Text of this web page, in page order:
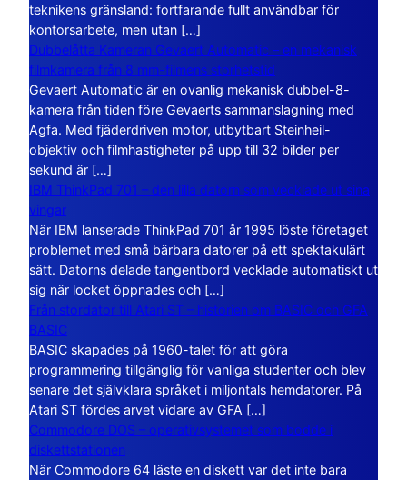
teknikens gränsland: fortfarande fullt användbar för
kontorsarbete, men utan […]
Dubbelåtta Kameran Gevaert Automatic – en mekanisk
filmkamera från 8 mm-filmens storhetstid
Gevaert Automatic är en ovanlig mekanisk dubbel-8-
kamera från tiden före Gevaerts sammanslagning med
Agfa. Med fjäderdriven motor, utbytbart Steinheil-
objektiv och filmhastigheter på upp till 32 bilder per
sekund är […]
IBM ThinkPad 701 – den lilla datorn som vecklade ut sina
vingar
När IBM lanserade ThinkPad 701 år 1995 löste företaget
problemet med små bärbara datorer på ett spektakulärt
sätt. Datorns delade tangentbord vecklade automatiskt ut
sig när locket öppnades och […]
Från stordator till Atari ST – historien om BASIC och GFA
BASIC
BASIC skapades på 1960-talet för att göra
programmering tillgänglig för vanliga studenter och blev
senare det självklara språket i miljontals hemdatorer. På
Atari ST fördes arvet vidare av GFA […]
Commodore DOS – operativsystemet som bodde i
diskettstationen
När Commodore 64 läste en diskett var det inte bara